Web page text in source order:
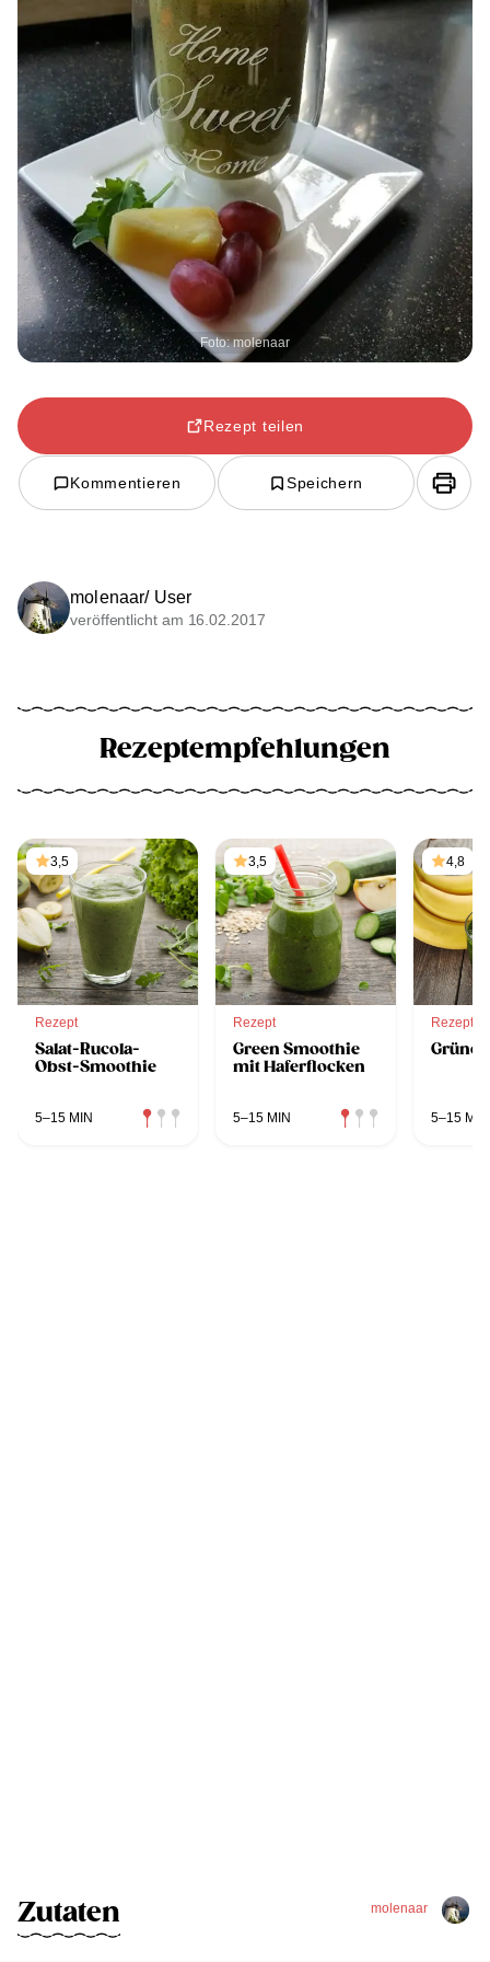
Foto: molenaar
Rezept teilen
Kommentieren Speichern
molenaar/ User
veröffentlicht am 16.02.2017
Rezeptempfehlungen
3,5
Rezept
Salat-Rucola-
Obst-Smoothie
5–15 MIN
3,5
Rezept
Green Smoothie
mit Haferflocken
5–15 MIN
4,8
Rezept
5–15 MIN
molenaar
Zutaten